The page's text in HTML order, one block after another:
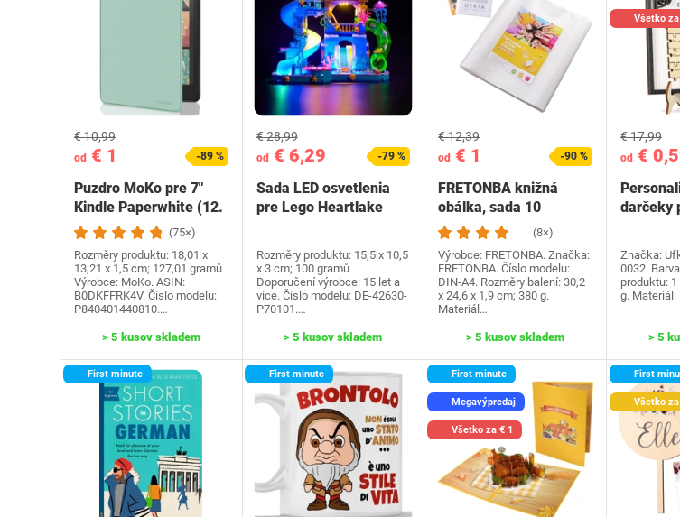
od € 1
€ 10,99
-89 %
Puzdro MoKo pre 7"
Kindle Paperwhite (12.
generácia-2024) a…
(75×)
Rozměry produktu: 18,01 x
13,21 x 1,5 cm; 127,01 gramů
Výrobce: MoKo. ASIN:
B0DKFFRK4V. Číslo modelu:
P840401440810.…
> 5 kusov skladem
od€ 6,29
€ 28,99
-79 %
Sada LED osvetlenia
pre Lego Heartlake
Rozměry produktu: 15,5 x 10,5
x 3 cm; 100 gramů
Doporučení výrobce: 15 let a
více. Číslo modelu: DE-42630-
P70101.…
> 5 kusov skladem
od € 1
€ 12,39
-90 %
FRETONBA knižná
obálka, sada 10
knižných dosiek,
priehľadné…
(8×)
Výrobce: FRETONBA. Značka:
FRETONBA. Číslo modelu:
DIN-A4. Rozměry balení: 30,2
x 24,6 x 1,9 cm; 380 g.
Materiál…
> 5 kusov skladem
Všetko za
od€
€ 17,99
darčeky
Značka:
0032.
produktu: 1
g.
> 5
First minute First minute First minute
Megavýpredaj
Všetko za € 1
First
Všetko